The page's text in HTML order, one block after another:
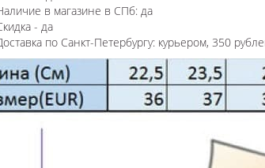
в магазине в СПб: да
- да
по Санкт-Петербургу: курьером, 350